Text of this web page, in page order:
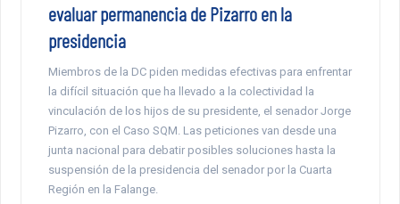
evaluar permanencia de Pizarro en la
presidencia
Miembros de la DC piden medidas efectivas para enfrentar
la difícil situación que ha llevado a la colectividad la
vinculación de los hijos de su presidente, el senador Jorge
Pizarro, con el Caso SQM. Las peticiones van desde una
junta nacional para debatir posibles soluciones hasta la
suspensión de la presidencia del senador por la Cuarta
Región en la Falange.